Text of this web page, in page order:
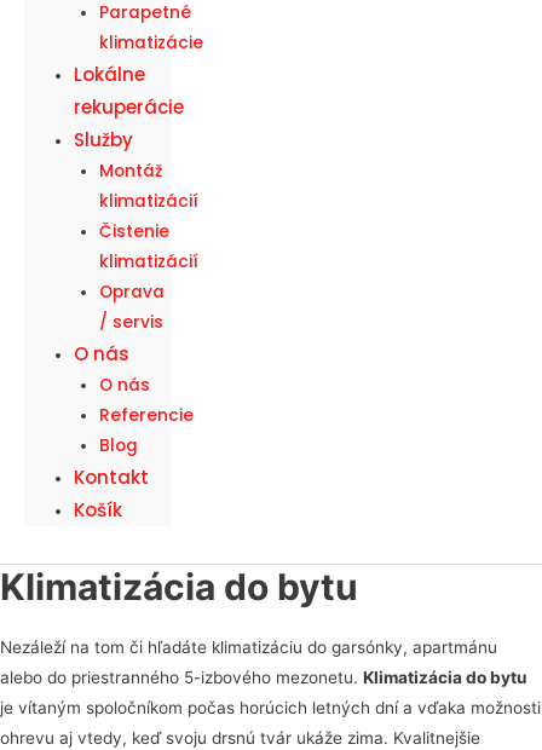
Parapetné
klimatizácie
Lokálne
rekuperácie
Služby
Montáž
klimatizácií
Čistenie
klimatizácií
Oprava
/ servis
O nás
O nás
Referencie
Blog
Kontakt
Košík
Klimatizácia do bytu
Nezáleží na tom či hľadáte klimatizáciu do garsónky, apartmánu
alebo do priestranného 5-izbového mezonetu. Klimatizácia do bytu
je vítaným spoločníkom počas horúcich letných dní a vďaka možnosti
ohrevu aj vtedy, keď svoju drsnú tvár ukáže zima. Kvalitnejšie